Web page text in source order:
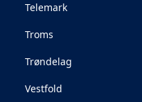
Telemark
Troms
Trøndelag
Vestfold